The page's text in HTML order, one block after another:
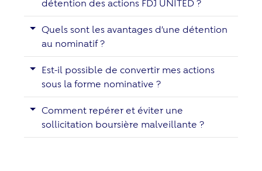
détention des actions FDJ UNITED ?
Quels sont les avantages d’une détention
au nominatif ?
Est-il possible de convertir mes actions
sous la forme nominative ?
Comment repérer et éviter une
sollicitation boursière malveillante ?